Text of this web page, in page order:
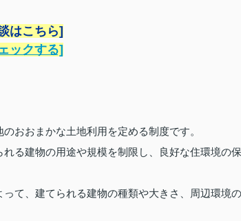
はこちら]
ックする]
おおまかな土地利用を定める制度です。
る建物の用途や規模を制限し、良好な住環境の保
て、建てられる建物の種類や大きさ、周辺環境の